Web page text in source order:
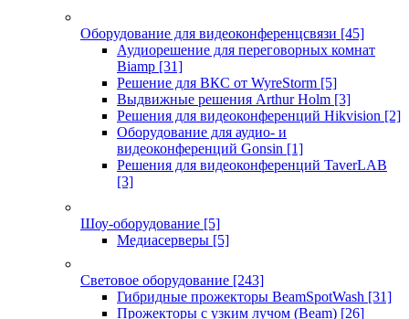
Оборудование для видеоконференцсвязи [45]
Аудиорешение для переговорных комнат
Biamp [31]
Решение для ВКС от WyreStorm [5]
Выдвижные решения Arthur Holm [3]
Решения для видеоконференций Hikvision [2]
Оборудование для аудио- и
видеоконференций Gonsin [1]
Решения для видеоконференций TaverLAB
[3]
Шоу-оборудование [5]
Медиасерверы [5]
Световое оборудование [243]
Гибридные прожекторы BeamSpotWash [31]
Прожекторы с узким лучом (Beam) [26]